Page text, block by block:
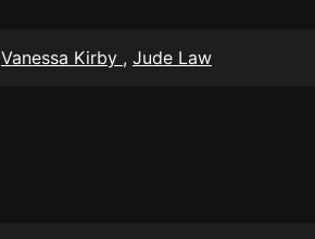
Vanessa Kirby , Jude Law